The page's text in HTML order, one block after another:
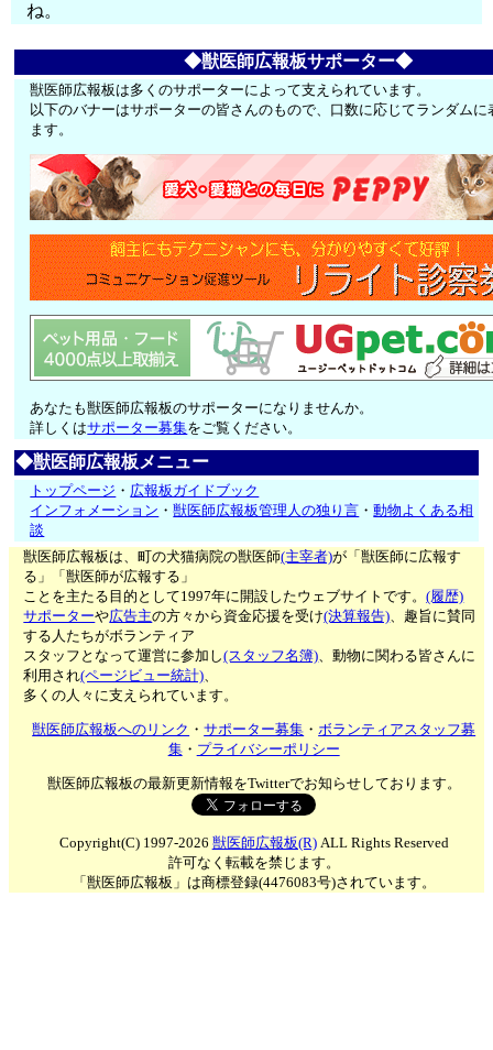
ね。
◆獣医師広報板サポーター◆
獣医師広報板は多くのサポーターによって支えられています。
以下のバナーはサポーターの皆さんのもので、口数に応じてランダムに
ます。
あなたも獣医師広報板のサポーターになりませんか。
詳しくはサポーター募集をご覧ください。
◆獣医師広報板メニュー
トップページ ・ 広報板ガイドブック
インフォメーション ・獣医師広報板管理人の独り言 ・動物よくある相
談
獣医師広報板は、町の犬猫病院の獣医師(主宰者)が「獣医師に広報す
る」「獣医師が広報する」
ことを主たる目的として1997年に開設したウェブサイトです。(履歴)
サポーターや広告主の方々から資金応援を受け(決算報告)、趣旨に賛同
する人たちがボランティア
スタッフとなって運営に参加し(スタッフ名簿)、動物に関わる皆さんに
利用され(ページビュー統計)、
多くの人々に支えられています。
獣医師広報板へのリンク ・サポーター募集 ・ボランティアスタッフ募
集・ プライバシーポリシー
獣医師広報板の最新更新情報をTwitterでお知らせしております。
Copyright(C) 1997-2026 獣医師広報板(R)ALL Rights Reserved
許可なく転載を禁じます。
「獣医師広報板」は商標登録(4476083号)されています。